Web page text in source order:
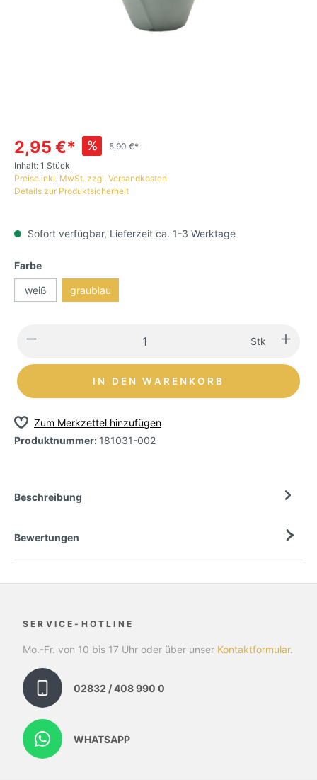
2,95 €* %
5,90 €*
Inhalt: 1 Stück
Preise inkl. MwSt. zzgl. Versandkosten
Details zur Produktsicherheit
Sofort verfügbar, Lieferzeit ca. 1-3 Werktage
Farbe
weiß graublau
Stk
IN DEN WARENKORB
Zum Merkzettel hinzufügen
Produktnummer: 181031-002
Beschreibung
Bewertungen
SERVICE-HOTLINE
Mo.-Fr. von 10 bis 17 Uhr oder über unser Kontaktformular.
02832 / 408 990 0
WHATSAPP